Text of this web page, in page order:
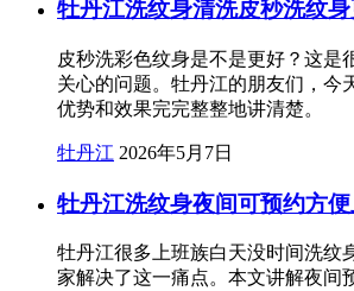
牡丹江洗纹身清洗皮秒洗纹
皮秒洗彩色纹身是不是更好？这是
关心的问题。牡丹江的朋友们，今
优势和效果完完整整地讲清楚。
牡丹江 2026年5月7日
牡丹江洗纹身夜间可预约方
牡丹江很多上班族白天没时间洗纹
家解决了这一痛点。本文讲解夜间